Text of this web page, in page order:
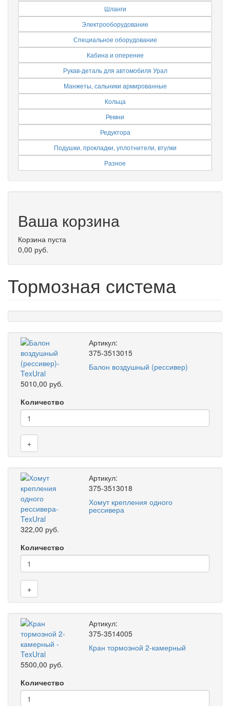
Шланги
Электрооборудование
Специальное оборудование
Кабина и оперение
Рукав-деталь для автомобиля Урал
Манжеты, сальники армированные
Кольца
Ремни
Редуктора
Подушки, прокладки, уплотнители, втулки
Разное
Ваша корзина
Корзина пуста
0,00 руб.
Тормозная система
Артикул:
375-3513015
Балон воздушный (рессивер)
5010,00 руб.
Количество
+
Артикул:
375-3513018
Хомут крепления одного
рессивера
322,00 руб.
Количество
+
Артикул:
375-3514005
Кран тормозной 2-камерный
5500,00 руб.
Количество